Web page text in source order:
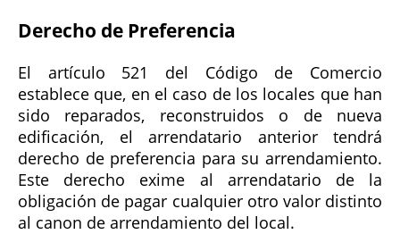
Derecho de Preferencia
El artículo 521 del Código de Comercio
establece que, en el caso de los locales que han
sido reparados, reconstruidos o de nueva
edificación, el arrendatario anterior tendrá
derecho de preferencia para su arrendamiento.
Este derecho exime al arrendatario de la
obligación de pagar cualquier otro valor distinto
al canon de arrendamiento del local.